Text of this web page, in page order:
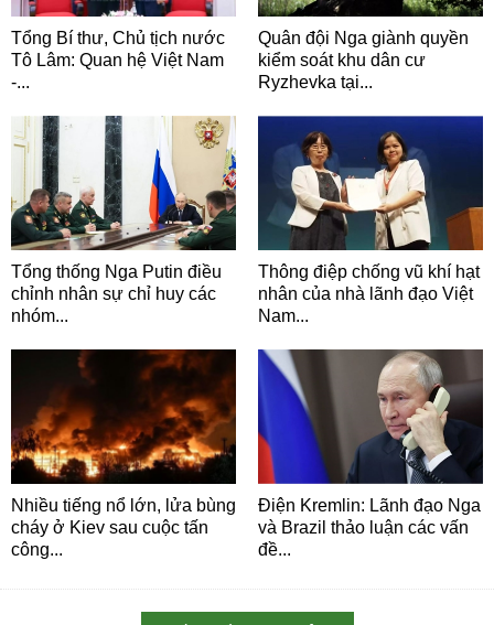
Tổng Bí thư, Chủ tịch nước
Tô Lâm: Quan hệ Việt Nam
-...
Quân đội Nga giành quyền
kiểm soát khu dân cư
Ryzhevka tại...
Tổng thống Nga Putin điều
chỉnh nhân sự chỉ huy các
nhóm...
Thông điệp chống vũ khí hạt
nhân của nhà lãnh đạo Việt
Nam...
Nhiều tiếng nổ lớn, lửa bùng
cháy ở Kiev sau cuộc tấn
công...
Điện Kremlin: Lãnh đạo Nga
và Brazil thảo luận các vấn
đề...